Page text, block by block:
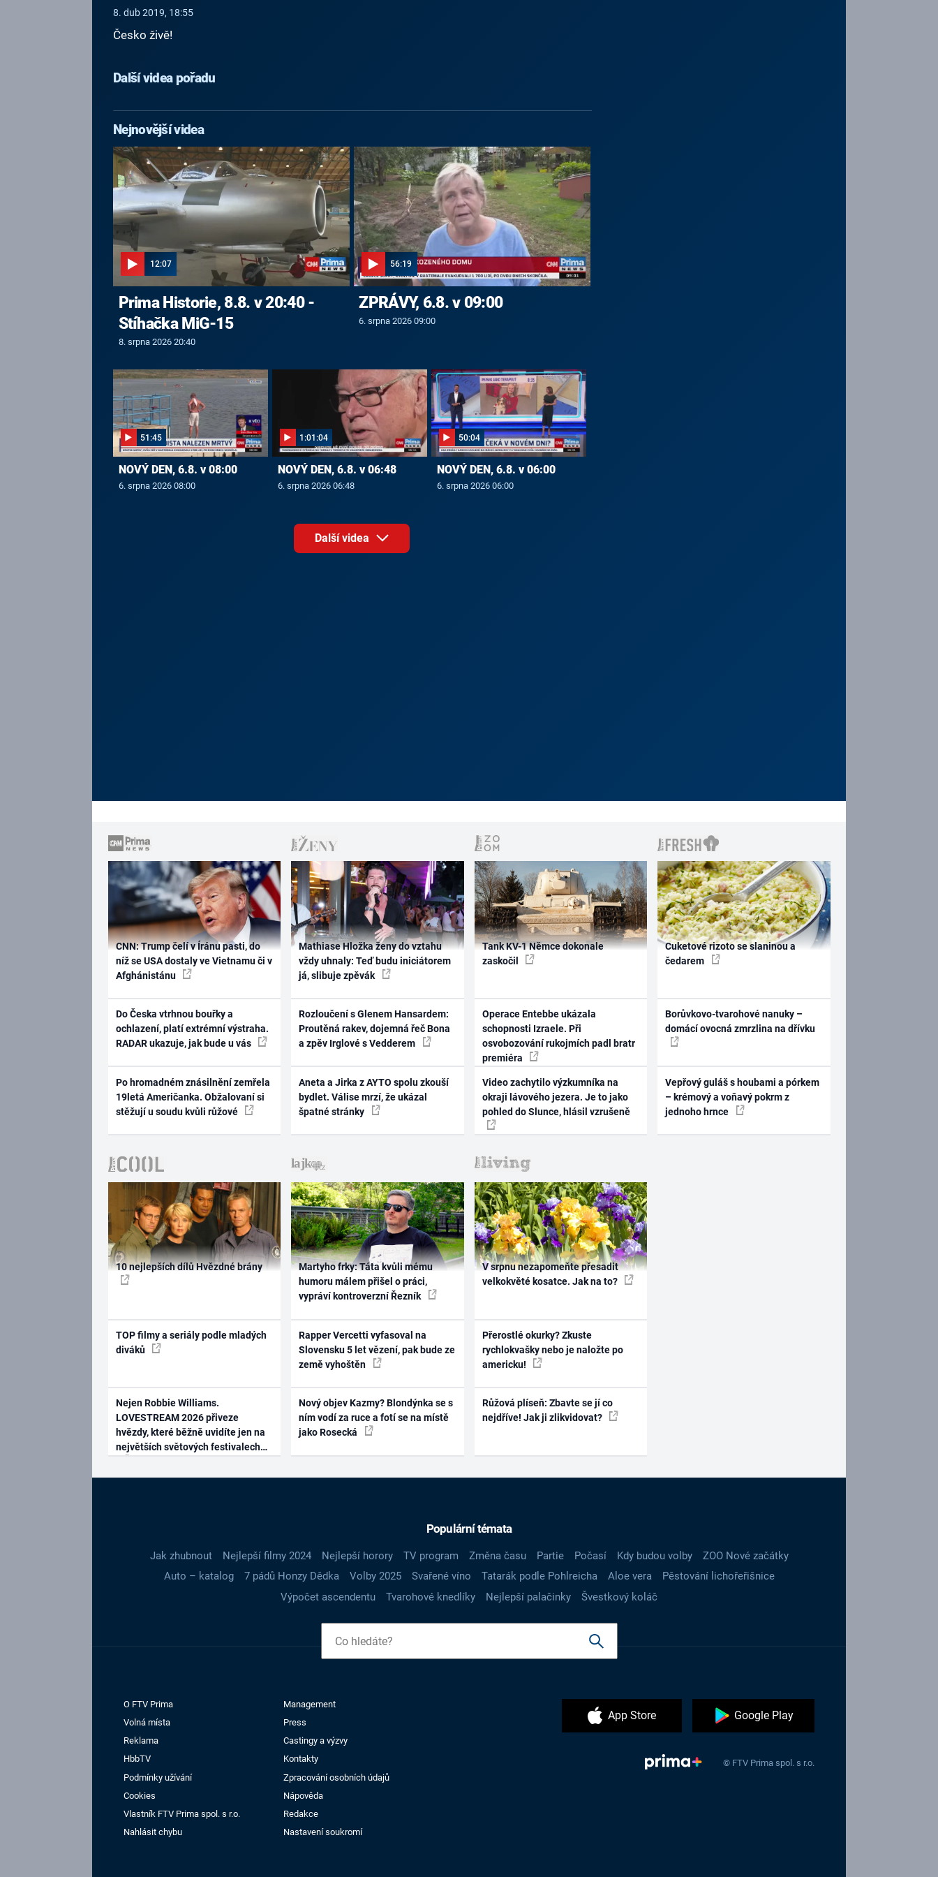
8. dub 2019, 18:55
Česko živě!
Další videa pořadu
Nejnovější videa
12:07
Prima Historie, 8.8. v 20:40 -
Stíhačka MiG-15
8. srpna 2026 20:40
56:19
ZPRÁVY, 6.8. v 09:00
6. srpna 2026 09:00
51:45
NOVÝ DEN, 6.8. v 08:00
6. srpna 2026 08:00
1:01:04
NOVÝ DEN, 6.8. v 06:48
6. srpna 2026 06:48
50:04
NOVÝ DEN, 6.8. v 06:00
6. srpna 2026 06:00
Další videa
CNN: Trump čelí v Íránu pasti, do
níž se USA dostaly ve Vietnamu či v
Afghánistánu
Do Česka vtrhnou bouřky a
ochlazení, platí extrémní výstraha.
RADAR ukazuje, jak bude u vás
Po hromadném znásilnění zemřela
19letá Američanka. Obžalovaní si
stěžují u soudu kvůli růžové
Mathiase Hložka ženy do vztahu
vždy uhnaly: Teď budu iniciátorem
já, slibuje zpěvák
Rozloučení s Glenem Hansardem:
Proutěná rakev, dojemná řeč Bona
a zpěv Irglové s Vedderem
Aneta a Jirka z AYTO spolu zkouší
bydlet. Válise mrzí, že ukázal
špatné stránky
Tank KV-1 Němce dokonale
zaskočil
Operace Entebbe ukázala
schopnosti Izraele. Při
osvobozování rukojmích padl bratr
premiéra
Video zachytilo výzkumníka na
okraji lávového jezera. Je to jako
pohled do Slunce, hlásil vzrušeně
Cuketové rizoto se slaninou a
čedarem
Borůvkovo-tvarohové nanuky –
domácí ovocná zmrzlina na dřívku
Vepřový guláš s houbami a pórkem
– krémový a voňavý pokrm z
jednoho hrnce
10 nejlepších dílů Hvězdné brány
TOP filmy a seriály podle mladých
diváků
Nejen Robbie Williams.
LOVESTREAM 2026 přiveze
hvězdy, které běžně uvidíte jen na
největších světových festivalech
Martyho frky: Táta kvůli mému
humoru málem přišel o práci,
vypráví kontroverzní Řezník
Rapper Vercetti vyfasoval na
Slovensku 5 let vězení, pak bude ze
země vyhoštěn
Nový objev Kazmy? Blondýnka se s
ním vodí za ruce a fotí se na místě
jako Rosecká
V srpnu nezapomeňte přesadit
velkokvěté kosatce. Jak na to?
Přerostlé okurky? Zkuste
rychlokvašky nebo je naložte po
americku!
Růžová plíseň: Zbavte se jí co
nejdříve! Jak ji zlikvidovat?
Populární témata
Jak zhubnout Nejlepší filmy 2024 Nejlepší horory TV program Změna času Partie Počasí Kdy budou volby
ZOO Nové začátky
Auto – katalog
7 pádů Honzy Dědka Volby 2025 Svařené víno Tatarák podle Pohlreicha Aloe vera
Pěstování lichořeřišnice
Výpočet ascendentu
Tvarohové knedlíky Nejlepší palačinky Švestkový koláč
O FTV Prima
Management
Volná místa
Press
Reklama
Castingy a výzvy
HbbTV
Kontakty
Podmínky užívání
Zpracování osobních údajů
Cookies
Nápověda
Vlastník FTV Prima spol. s r.o.
Redakce
Nahlásit chybu
Nastavení soukromí
App Store Google Play
© FTV Prima spol. s r.o.